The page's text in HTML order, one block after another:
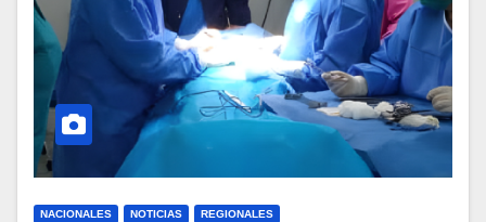
NACIONALES NOTICIAS REGIONALES